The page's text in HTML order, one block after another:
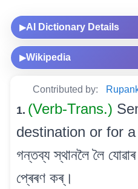
▶AI Dictionary Details
▶Wikipedia
Contributed by:
1. (Verb-Trans.)
destination or for
গন্তব্য স্থানলৈ লৈ
প্ৰেৰণ কৰ্।